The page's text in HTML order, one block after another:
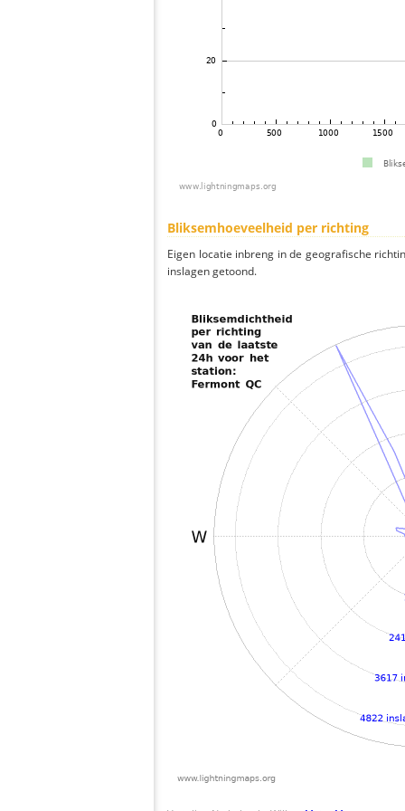
Bliksemhoeveelheid per richting
Eigen locatie inbreng in de geografische
inslagen getoond.